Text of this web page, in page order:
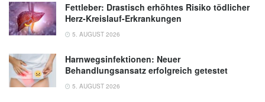
Fettleber: Drastisch erhöhtes Risiko tödlicher
Herz-Kreislauf-Erkrankungen
5. AUGUST 2026
Harnwegsinfektionen: Neuer
Behandlungsansatz erfolgreich getestet
5. AUGUST 2026